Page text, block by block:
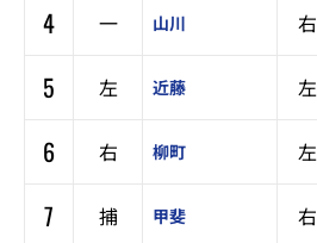
4
一 山川 右
5
左 近藤 左
6
右 柳町 左
7
捕 甲斐 右